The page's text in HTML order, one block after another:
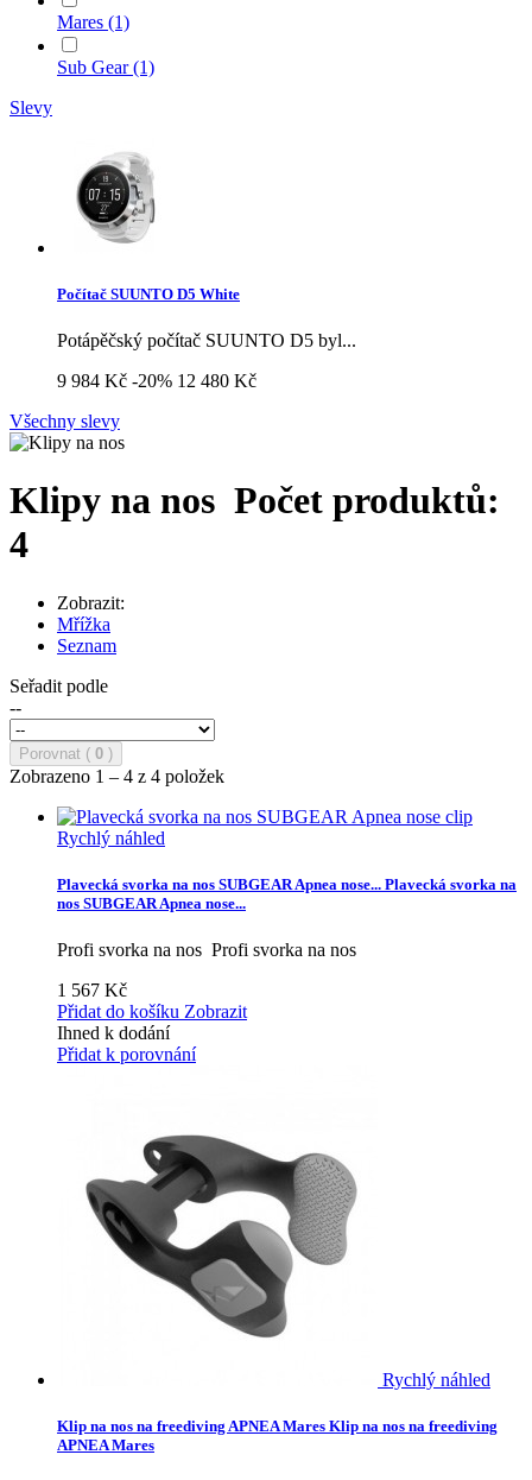
Mares (1)
Sub Gear(1)
Slevy
Počítač SUUNTO D5 White
Potápěčský počítač SUUNTO D5 byl...
9 984 Kč -20% 12 480 Kč
Všechny slevy
Klipy na nos Počet produktů:
4
Zobrazit:
Mřížka
Seznam
Seřadit podle
--
Porovnat ( 0 )
Zobrazeno 1 – 4 z 4 položek
Rychlý náhled
Plavecká svorka na nos SUBGEAR Apnea nose... Plavecká svorka na
nos SUBGEAR Apnea nose...
Profi svorka na nos Profi svorka na nos
1 567 Kč
Přidat do košíku Zobrazit
Ihned k dodání
Přidat k porovnání
Rychlý náhled
Klip na nos na freediving APNEA Mares Klip na nos na freediving
APNEA Mares